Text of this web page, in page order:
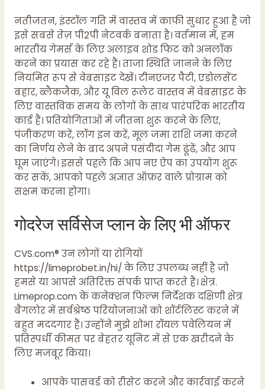
नतीजतन, इंस्टॉल गति में वास्तव में काफी सुधार हुआ है जो
इसे सबसे तेज़ पी2पी नेटवर्क बनाता है। वर्तमान में, हम
भारतीय गेमर्स के लिए अलाइव शोड फिट को अनलॉक
करने का प्रयास कर रहे हैं। ताजा स्थिति जानने के लिए
नियमित रूप से वेबसाइट देखें। टीनएजर पैटी, एडोलसेंट
बहार, ब्लैकजैक, और यू विल रूलेट वास्तव में वेबसाइट के
लिए वास्तविक समय के लोगों के साथ पारंपरिक भारतीय
कार्ड हैं। प्रतियोगिताओं में जीतना शुरू करने के लिए,
पंजीकरण करें, लॉग इन करें, मूल जमा राशि जमा करने
का निर्णय लेने के बाद अपने पसंदीदा गेम ढूंढें, और आप
घूम जाएंगे। इससे पहले कि आप नए ऐप का उपयोग शुरू
कर सकें, आपको पहले अज्ञात ऑफ़र वाले प्रोग्राम को
सक्षम करना होगा।
गोदरेज सर्विसेज प्लान के लिए भी ऑफर
CVS.com® उन लोगों या रोगियों
https://limeprobet.in/hi/ के लिए उपलब्ध नहीं है जो
हमसे या आपसे अतिरिक्त संपर्क प्राप्त करते हैं। क्षेत्र.
Limeprop.com के कनेक्शन फिल्म निर्देशक दक्षिणी क्षेत्र
बैंगलोर में सर्वश्रेष्ठ परियोजनाओं को शॉर्टलिस्ट करने में
बहुत मददगार हैं। उन्होंने मुझे शोभा रॉयल पवेलियन में
प्रतिस्पर्धी कीमत पर बेहतर यूनिट में से एक खरीदने के
लिए मजबूर किया।
आपके पासवर्ड को रीसेट करने और कार्रवाई करने